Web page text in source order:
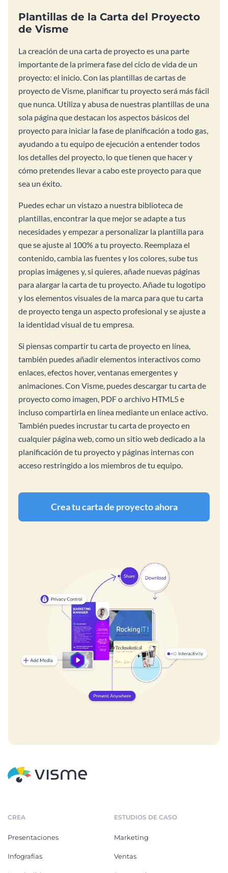
Plantillas de la Carta del Proyecto
de Visme
La creación de una carta de proyecto es una parte
importante de la primera fase del ciclo de vida de un
proyecto: el inicio. Con las plantillas de cartas de
proyecto de Visme, planificar tu proyecto será más fácil
que nunca. Utiliza y abusa de nuestras plantillas de una
sola página que destacan los aspectos básicos del
proyecto para iniciar la fase de planificación a todo gas,
ayudando a tu equipo de ejecución a entender todos
los detalles del proyecto, lo que tienen que hacer y
cómo pretendes llevar a cabo este proyecto para que
sea un éxito.
Puedes echar un vistazo a nuestra biblioteca de
plantillas, encontrar la que mejor se adapte a tus
necesidades y empezar a personalizar la plantilla para
que se ajuste al 100% a tu proyecto. Reemplaza el
contenido, cambia las fuentes y los colores, sube tus
propias imágenes y, si quieres, añade nuevas páginas
para alargar la carta de tu proyecto. Añade tu logotipo
y los elementos visuales de la marca para que tu carta
de proyecto tenga un aspecto profesional y se ajuste a
la identidad visual de tu empresa.
Si piensas compartir tu carta de proyecto en línea,
también puedes añadir elementos interactivos como
enlaces, efectos hover, ventanas emergentes y
animaciones. Con Visme, puedes descargar tu carta de
proyecto como imagen, PDF o archivo HTML5 e
incluso compartirla en línea mediante un enlace activo.
También puedes incrustar tu carta de proyecto en
cualquier página web, como un sitio web dedicado a la
planificación de tu proyecto y páginas internas con
acceso restringido a los miembros de tu equipo.
Crea tu carta de proyecto ahora
CREA
Presentaciones
Infografías
ESTUDIOS DE CASO
Marketing
Ventas